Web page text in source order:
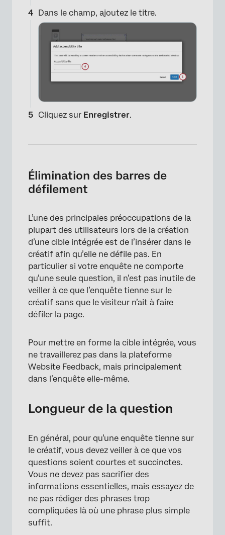
×
Dans le champ, ajoutez le titre.
Cliquez sur Enregistrer.
Élimination des barres de
défilement
L’une des principales préoccupations de la
plupart des utilisateurs lors de la création
d’une cible intégrée est de l’insérer dans le
créatif afin qu’elle ne défile pas. En
particulier si votre enquête ne comporte
qu’une seule question, il n’est pas inutile de
veiller à ce que l’enquête tienne sur le
créatif sans que le visiteur n’ait à faire
défiler la page.
Pour mettre en forme la cible intégrée, vous
ne travaillerez pas dans la plateforme
Website Feedback, mais principalement
dans l’enquête elle-même.
Longueur de la question
En général, pour qu’une enquête tienne sur
le créatif, vous devez veiller à ce que vos
questions soient courtes et succinctes.
Vous ne devez pas sacrifier des
informations essentielles, mais essayez de
ne pas rédiger des phrases trop
compliquées là où une phrase plus simple
suffit.